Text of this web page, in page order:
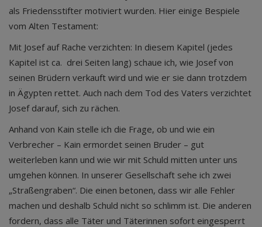
als Friedensstifter motiviert wurden. Hier einige Bespiele
vom Alten Testament:
Mit Josef auf Rache verzichten: In diesem Kapitel (jedes
Kapitel ist ca. drei Seiten lang) schaue ich, wie Josef von
seinen Brüdern verkauft wird und wie er sie dann trotzdem
in Ägypten rettet. Auch nach dem Tod des Vaters verzichtet
Josef darauf, sich zu rächen.
Anhand von Kain stelle ich die Frage, ob und wie ein
Verbrecher – Kain ermordet seinen Bruder – gut
weiterleben kann und wie wir mit Schuld mitten unter uns
umgehen können. In unserer Gesellschaft sehe ich zwei
„Straßengraben“. Die einen betonen, dass wir alle Fehler
machen und deshalb Schuld nicht so schlimm ist. Die anderen
fordern, dass alle Täter und Täterinnen sofort eingesperrt